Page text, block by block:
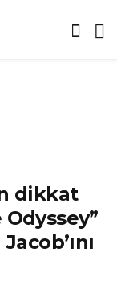
dikkat